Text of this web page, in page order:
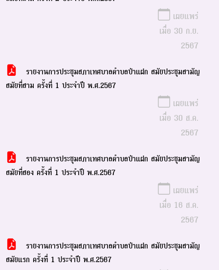
เผยแพร่
เมื่อ 30 ก.ย.
2567
รายงานการประชุมสภาเทศบาลตำบลป่าแฝก สมัยประชุมสามัญ
สมัยที่สาม ครั้งที่ 1 ประจำปี พ.ศ.2567
เผยแพร่
เมื่อ 30 ส.ค.
2567
รายงานการประชุมสภาเทศบาลตำบลป่าแฝก สมัยประชุมสามัญ
สมัยที่สอง ครั้งที่ 1 ประจำปี พ.ศ.2567
เผยแพร่
เมื่อ 16 ส.ค.
2567
รายงานการประชุมสภาเทศบาลตำบลป่าแฝก สมัยประชุมสามัญ
สมัยแรก ครั้งที่ 1 ประจำปี พ.ศ.2567